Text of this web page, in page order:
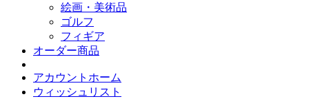
絵画・美術品
ゴルフ
フィギア
オーダー商品
アカウントホーム
ウィッシュリスト